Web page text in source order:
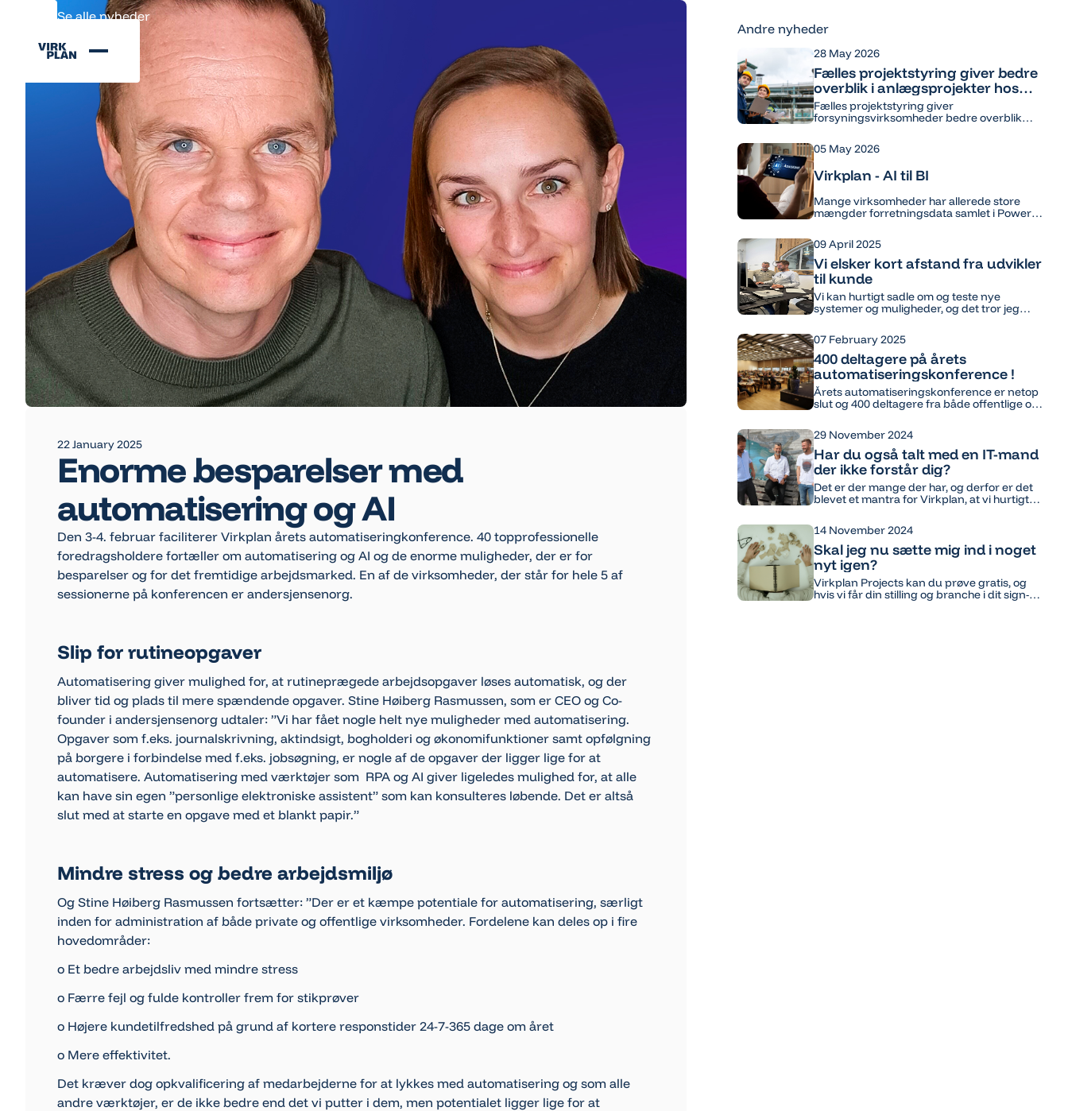
Se alle nyheder
Se alle nyheder
22 January 2025
Enorme besparelser med
automatisering og AI
Den 3-4. februar faciliterer Virkplan årets automatiseringkonference. 40 topprofessionelle
foredragsholdere fortæller om automatisering og AI og de enorme muligheder, der er for
besparelser og for det fremtidige arbejdsmarked. En af de virksomheder, der står for hele 5 af
sessionerne på konferencen er andersjensenorg.
Slip for rutineopgaver
Automatisering giver mulighed for, at rutineprægede arbejdsopgaver løses automatisk, og der
bliver tid og plads til mere spændende opgaver. Stine Høiberg Rasmussen, som er CEO og Co-
founder i andersjensenorg udtaler: ”Vi har fået nogle helt nye muligheder med automatisering.
Opgaver som f.eks. journalskrivning, aktindsigt, bogholderi og økonomifunktioner samt opfølgning
på borgere i forbindelse med f.eks. jobsøgning, er nogle af de opgaver der ligger lige for at
automatisere. Automatisering med værktøjer som RPA og AI giver ligeledes mulighed for, at alle
kan have sin egen ”personlige elektroniske assistent” som kan konsulteres løbende. Det er altså
slut med at starte en opgave med et blankt papir.”
Mindre stress og bedre arbejdsmiljø
Og Stine Høiberg Rasmussen fortsætter: ”Der er et kæmpe potentiale for automatisering, særligt
inden for administration af både private og offentlige virksomheder. Fordelene kan deles op i fire
hovedområder:
o Et bedre arbejdsliv med mindre stress
o Færre fejl og fulde kontroller frem for stikprøver
o Højere kundetilfredshed på grund af kortere responstider 24-7-365 dage om året
o Mere effektivitet.
Det kræver dog opkvalificering af medarbejderne for at lykkes med automatisering og som alle
andre værktøjer, er de ikke bedre end det vi putter i dem, men potentialet ligger lige for at
Andre nyheder
28 May 2026
Fælles projektstyring giver bedre
overblik i anlægsprojekter hos
forsyningsvirksomheder
Fælles projektstyring giver
forsyningsvirksomheder bedre overblik
fremdrift. Med samlet projektdata styrkes
koordinering, samarbejde og datadrevet
05 May 2026
Virkplan - AI til BI
Mange virksomheder har allerede store
mængder forretningsdata samlet i Power
tage næste skridt: at arbejde med AI
direkte i rapporteringen.Hos Virkplan har vi
udviklet en model for AI til BI, hvor brugere
kan stille spørgsmål direkte i deres Power
BI-rapporter – og få svar baseret på
virksomhedens egne data.
09 April 2025
Vi elsker kort afstand fra udvikler
til kunde
Vi kan hurtigt sadle om og teste nye
systemer og muligheder, og det tror jeg
07 February 2025
400 deltagere på årets
automatiseringskonference !
Årets automatiseringskonference er netop
slut og 400 deltagere fra både offentlige og
fra 40 sessioner over 2 dage. Konferencen
blev en stor succes og Lars Jul Jakobsen og
Virkplan, som stod bag konferencen har
planer om at gentage succesen i 2026.
29 November 2024
Har du også talt med en IT-mand
der ikke forstår dig?
Det er der mange der har, og derfor er det
blevet et mantra for Virkplan, at vi hurtigt
forretning. Derfor ansætter vi også kun
konsulenter med bred
forretningsforståelse fra jobs ”på den
anden side af bordet.”
14 November 2024
Skal jeg nu sætte mig ind i noget
nyt igen?
Virkplan Projects kan du prøve gratis, og
hvis vi får din stilling og branche i dit sign-